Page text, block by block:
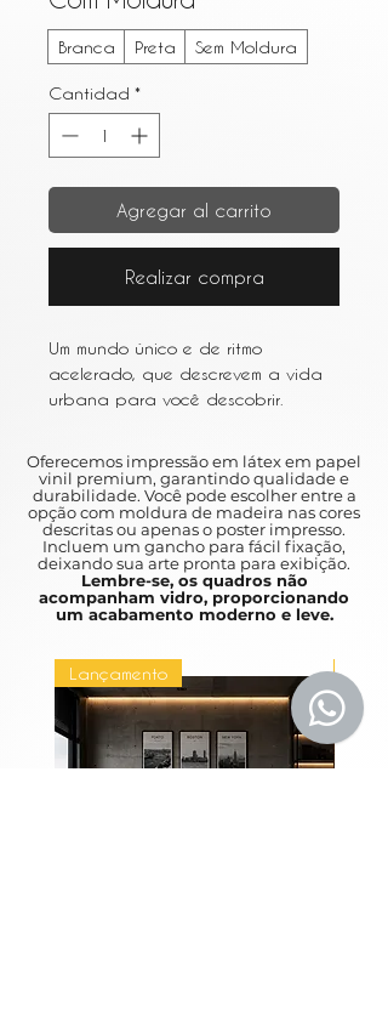
Branca Preta Sem Moldura
Cantidad *
Agregar al carrito
Realizar compra
Um mundo único e de ritmo
acelerado, que descrevem a vida
urbana para você descobrir.
metrópoles movimentadas como
Nova York e São Paulo, a arte
urbana é um ótimo complemento
para qualquer casa.
A unique and fast pace, which can
various works of art depicting life in
busy metropolises such as New York
and São Paulo, an urban art is a
great addition to any home.
Oferecemos impressão em látex em papel
vinil premium, garantindo qualidade e
durabilidade. Você pode escolher entre a
opção com moldura de madeira nas cores
descritas ou apenas o poster impresso.
Incluem um gancho para fácil fixação,
deixando sua arte pronta para exibição.
Lembre-se, os quadros não
acompanham vidro, proporcionando
um acabamento moderno e leve.
Lançamento